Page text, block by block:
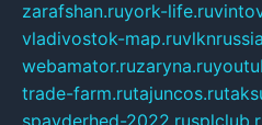
zarafshan.ruyork-life.ru
vladivostok-map.ru
webamator.ruzaryna.ru
trade-farm.rutajuncos.ru
spayderhed-2022.ru